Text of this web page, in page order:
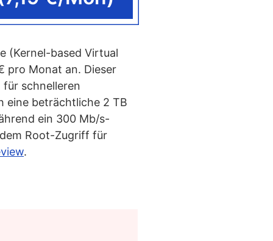
(Kernel-based Virtual
pro Monat an. Dieser
für schnelleren
eine beträchtliche 2 TB
ein 300 Mb/s-
Root-Zugriff für
.